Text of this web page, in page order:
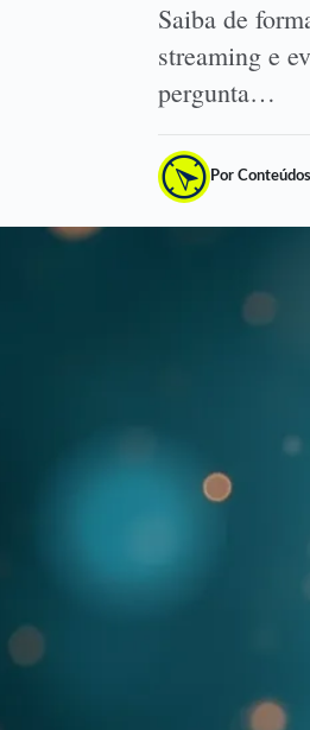
Saiba de
streaming e
pergunta…
Por